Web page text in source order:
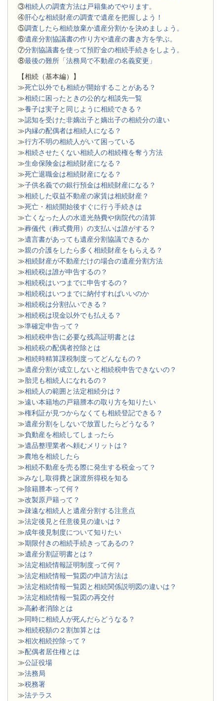
③相続人の調査方法は戸籍集めでやります。
④肝心な相続財産の調査で遺産を把握しよう！
⑤調査したら相続放棄か遺産分割かを決めましょう。
⑥遺産分割協議書の作り方や遺産の書き方を学ぶ。
⑦分割協議書を使って預貯金の相続手続きをしよう。
⑧最後の難所「法務局で不動産の名義変更」
【相続（基本編）】
≫死亡以外でも相続が開始することがある？
≫相続に困ったときの公的な相談先一覧
≫養子は実子と同じように相続できる？
≫認知を受けた非嫡出子と嫡出子の相続分の違い
≫内縁の配偶者は相続人になる？
≫行方不明の相続人がいて困っている
≫相続させたくない相続人の相続権を奪う方法
≫生命保険金は相続財産になる？
≫死亡退職金は相続財産になる？
≫子供名義での銀行預金は相続財産になる？
≫相続した収益不動産の家賃は相続財産？
≫死亡・相続開始後すぐに行う手続きは
≫亡くなった人の水道光熱費や病院代の清算
≫葬儀代（葬式費用）の支払いは誰がする？
≫遺言書があっても遺産分割協議できるか
≫親の介護をしたら多く相続財産をもらえる？
≫相続財産が不動産だけの場合の遺産分割方法
≫相続税は誰が申告するの？
≫相続税はいつまでに申告するの？
≫相続税はいつまでに納付すればいいのか
≫相続税は分割払いできる？
≫相続税は現金以外でも払える？
≫準確定申告って？
≫相続税申告に必要な残高証明書とは
≫相続税の配偶者控除とは
≫相続時精算課税制度ってどんなもの？
≫遺産分割が成立しないと相続税申告できないの？
≫胎児も相続人になれるの？
≫相続人の範囲と法定相続分は？
≫遠い本籍地の戸籍謄本の取り方を知りたい
≫権利証が見つからなくても相続登記できる？
≫遺産分割をしないで放置したらどうなる？
≫負動産を相続してしまったら
≫遺品整理業者へ頼むメリットは？
≫農地を相続したら
≫相続不動産を売る際に発生する税金って？
≫みなし取得費と譲渡所得税を知る
≫除籍謄本って何？
≫改製原戸籍って？
≫疎遠な相続人と遺産分割する注意点
≫法定後見と任意後見の違いは？
≫成年後見制度について知りたい
≫期限付きの相続手続きってあるの？
≫遺産分割証明書とは？
≫法定相続情報証明制度って何？
≫法定相続情報一覧図の申請方法は
≫法定相続情報一覧図と相続関係説明図の違いは？
≫法定相続情報一覧図の再交付
≫高齢者消除とは
≫同時に相続人が死んだらどうなる？
≫相続税額の２割加算とは
≫相次相続控除って？
≫配偶者居住権とは
≫公証役場
≫法務局
≫税務署
≫法テラス